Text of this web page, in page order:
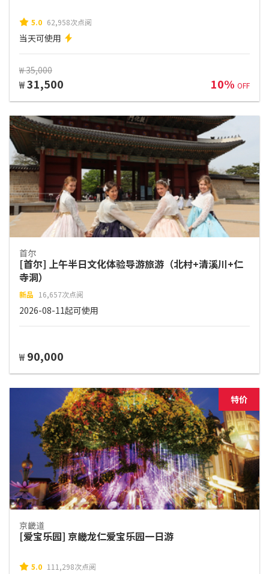
5.0 62,958次点阅
当天可使用
₩ 35,000
₩31,500 10% OFF
首尔
[首尔] 上午半日文化体验导游旅游（北村+清溪川+仁
寺洞）
新品 16,657次点阅
2026-08-11起可使用
₩ 90,000
特价
京畿道
[爱宝乐园] 京畿龙仁爱宝乐园一日游
5.0 111,298次点阅